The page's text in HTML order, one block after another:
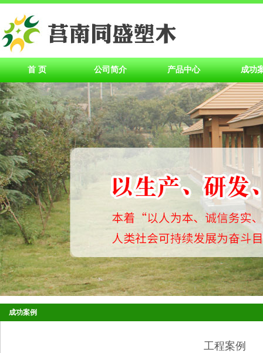
首 页 公司简介 产品中心 成功
成功案例
工程案例